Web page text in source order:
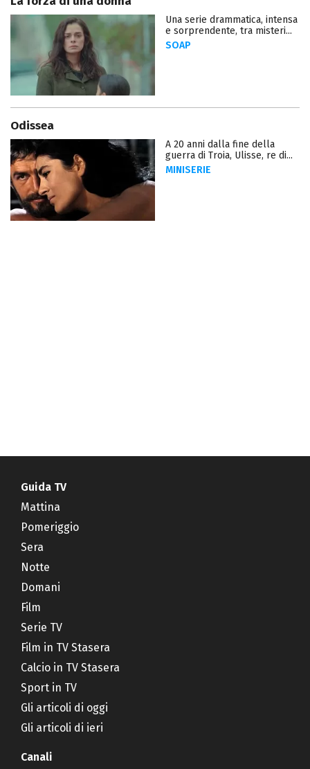
Una serie drammatica, intensa
e sorprendente, tra misteri...
SOAP
Odissea
A 20 anni dalla fine della
guerra di Troia, Ulisse, re di...
MINISERIE
Guida TV
Mattina
Pomeriggio
Sera
Notte
Domani
Film
Serie TV
Film in TV Stasera
Calcio in TV Stasera
Sport in TV
Gli articoli di oggi
Gli articoli di ieri
Canali